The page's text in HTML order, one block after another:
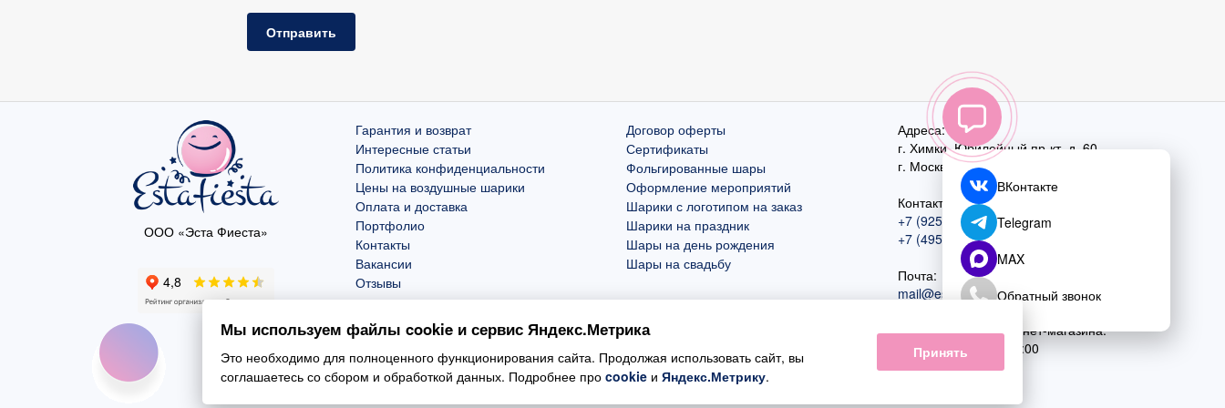
Отправить
ООО «Эста Фиеста»
Гарантия и возврат
Интересные статьи
Политика конфиденциальности
Цены на воздушные шарики
Оплата и доставка
Портфолио
Контакты
Вакансии
Отзывы
Договор оферты
Сертификаты
Фольгированные шары
Оформление мероприятий
Шарики с логотипом на заказ
Шарики на праздник
Шары на день рождения
Шары на свадьбу
Адреса:
г. Химки, Юбилейный пр-кт, д. 60
г. Москва
,ул. Перовская, д. 59
Контактный номер:
+7 (925) 585-74-27
+7 (495) 970-44-75
Почта:
mail@esta-fiesta.ru
Режим работы интернет-магазина:
ПН-ВС с 09:00 до 21:00
ВКонтакте
Telegram
MAX
Обратный звонок
Мы используем файлы cookie и сервис Яндекс.Метрика
Это необходимо для полноценного функционирования сайта. Продолжая использовать сайт, вы
соглашаетесь со сбором и обработкой данных. Подробнее про cookie и Яндекс.Метрику.
Принять